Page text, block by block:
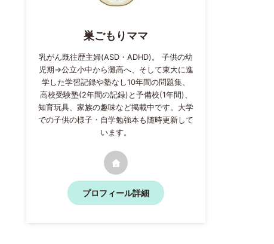
巣ごもりママ
乳がん既往歴主婦(ASD・ADHD)。 子供の幼
児期→公立小中から灘高へ、そして東大に進
学した学習記録や塾なし10年間の問題集、
高校受験塾(2年間の記録)と予備校(1年間)、
知育玩具、家族の趣味など掲載中です。大学
での子供の様子・自学勉強本も随時更新して
います。
プロフィール詳細